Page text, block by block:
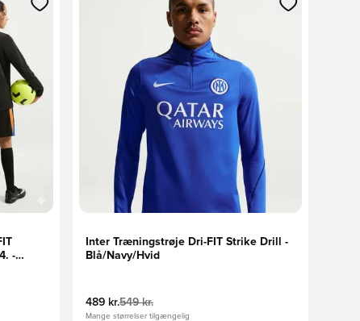
-
Inter Træningstrøje Dri-FIT Strike Drill -
Blå/Navy/Hvid
489 kr.549 kr.
Mange størrelser tilgængelig